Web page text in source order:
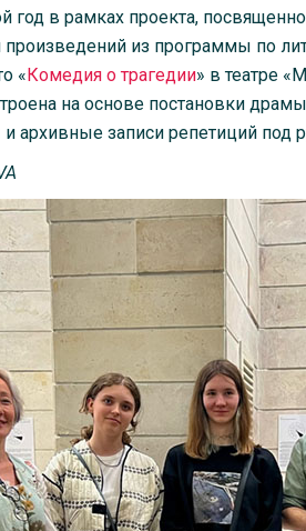
год в рамках проекта,
произведений из программы по
«Комедия о трагедии» в театре
на основе постановки
архивные записи репетиций под